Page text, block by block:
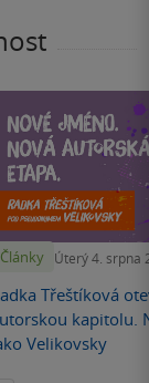
Články Úterý 4. srpna
Třeštíková
kapitolu.
Velikovsky